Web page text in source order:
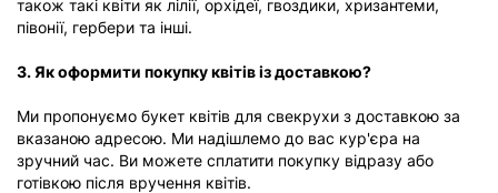
також такі квіти як лілії, орхідеї, гвоздики, хризантеми,
півонії, гербери та інші.
3. Як оформити покупку квітів із доставкою?
Ми пропонуємо букет квітів для свекрухи з доставкою за
вказаною адресою. Ми надішлемо до вас кур'єра на
зручний час. Ви можете сплатити покупку відразу або
готівкою після вручення квітів.